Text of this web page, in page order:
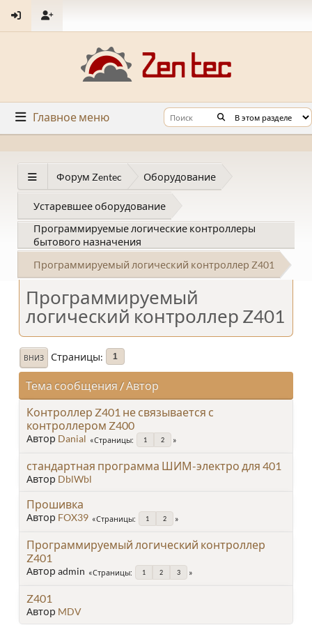
Главное меню
Форум Zentec Оборудование
Устаревшее оборудование
Программируемые логические контроллеры
бытового назначения
Программируемый логический контроллер Z401
Программируемый
логический контроллер Z401
ВНИЗ Страницы 1
Тема сообщения / Автор
Контроллер Z401 не связывается с
контроллером Z400
Автор Danial Страницы 1 2
стандартная программа ШИМ-электро для 401
Автор DblWbl
Прошивка
Автор FOX39 Страницы 1 2
Программируемый логический контроллер
Z401
Автор admin Страницы 1 2 3
Z401
Автор MDV